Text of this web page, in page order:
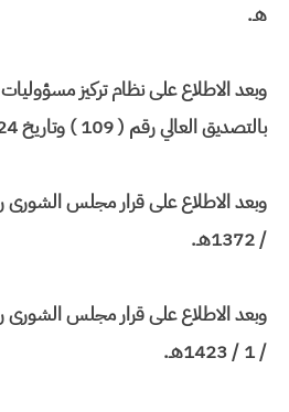
هـ.
وبعد الاطلاع على نظام تركيز
بالتصديق العالي رقم ( 109 ) وتاريخ 24 / 1 / 1372هـ.
/ 1372هـ.
/ 1 / 1423هـ.